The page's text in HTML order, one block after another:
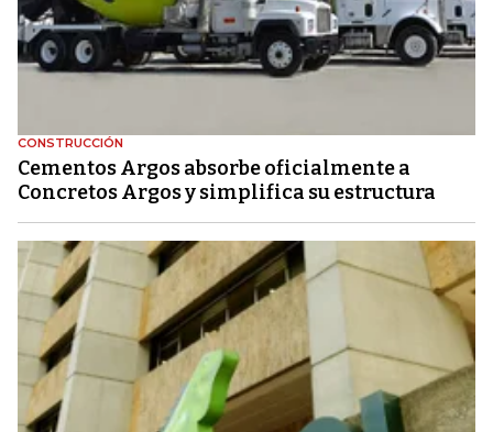
CONSTRUCCIÓN
Cementos Argos absorbe oficialmente a
Concretos Argos y simplifica su estructura